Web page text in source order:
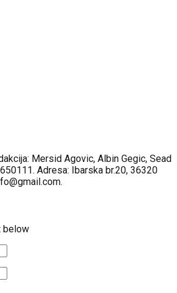
Mersid Agovic, Albin Gegic, Sead
Adresa: Ibarska br.20, 36320
.
below